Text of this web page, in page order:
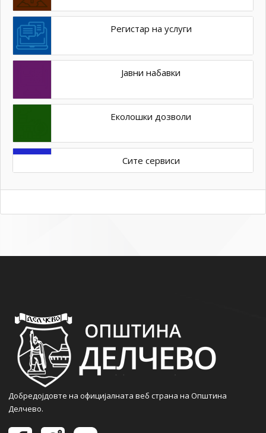
Регистар на услуги
Јавни набавки
Еколошки дозволи
Сите сервиси
Добредојдовте на официјалната веб страна на Општина
Делчево.